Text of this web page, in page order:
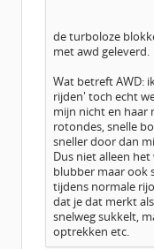
de turboloze
met awd geleverd.
Wat betreft AWD:
rijden' toch echt
mijn nicht en haar
rotondes, snelle
sneller door dan
Dus niet alleen
blubber maar ook
tijdens normale
dat je dat merkt
snelweg sukkelt,
optrekken etc.